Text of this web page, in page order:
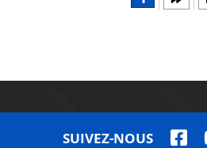
SUIVEZ-NOUS